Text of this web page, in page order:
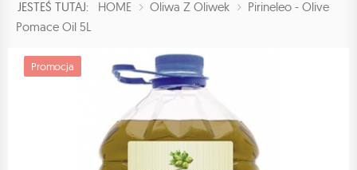
JESTEŚ TUTAJ: HOME Oliwa Z Oliwek
Pirineleo - Olive
Pomace Oil 5L
Promocja